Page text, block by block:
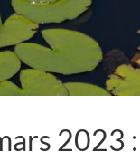
2023